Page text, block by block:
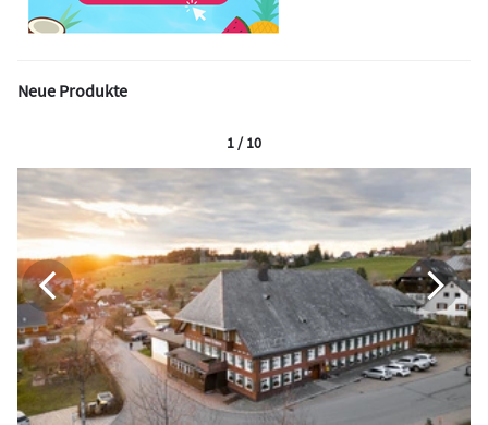
Neue Produkte
1 / 10